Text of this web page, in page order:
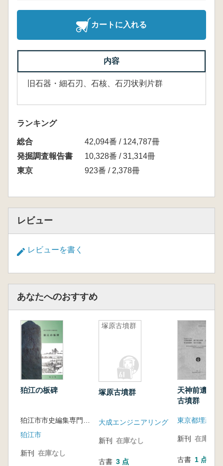
カートに入れる
内容
旧石器・細石刃、石核、石刃状剥片群
ランキング
総合
42,094番 / 124,787冊
発掘調査報告書
10,328番 / 31,314冊
東京
923番 / 2,378冊
レビュー
レビューを書く
あなたへのおすすめ
狛江の板碑
狛江市市史編集専門委員会 編
狛江市
新刊 在庫なし
塚原古墳群
塚原古墳群
大成エンジニアリング
新刊 在庫なし
古書 3 点
天神前遺跡
古墳群 上賀
小宮遺跡
新刊 在庫なし
古書 1 点